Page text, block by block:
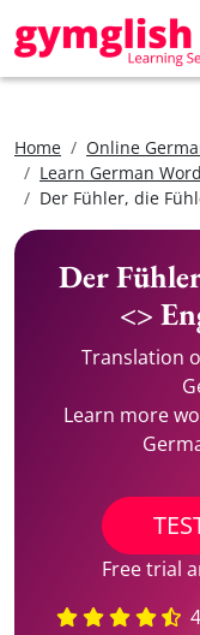
Home
Online
Learn German
Der Fühler, die
Der
<>
Translation
Learn more
Free trial